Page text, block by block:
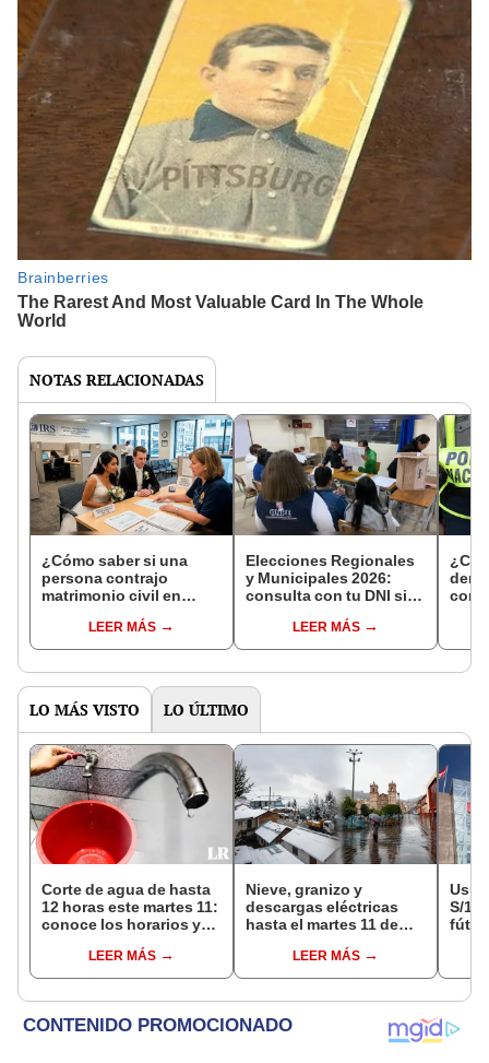
NOTAS RELACIONADAS
¿Cómo saber si una
persona contrajo
matrimonio civil en
LEER MÁS
Elecciones Regionales
y Municipales 2026:
consulta con tu DNI si
de mesa para este 4 de
octubre en el link oficial
LEER MÁS
con
LO MÁS VISTO LO ÚLTIMO
Corte de agua de hasta
12 horas este martes 11:
conoce los horarios y
Miraflores, SJL, Los
Olivos y más
LEER MÁS
Nieve, granizo y
descargas eléctricas
hasta el martes 11 de
advierte mal tiempo en
la sierra e Indeci insta a
LEER MÁS
S/